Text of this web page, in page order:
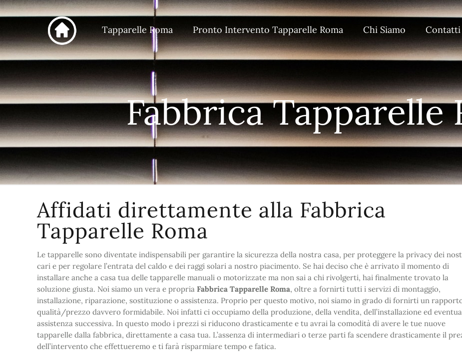
Tapparelle Roma Pronto Intervento Tapparelle Roma Chi Siamo Contatti
Fabbrica Tapparelle
Affidati direttamente alla Fabbrica
Tapparelle Roma
Le tapparelle sono diventate indispensabili per garantire la sicurezza della nostra casa, per proteggere la privacy dei
cari e per regolare l’entrata del caldo e dei raggi solari a nostro piacimento. Se hai deciso che è arrivato il momento di
installare anche a casa tua delle tapparelle manuali o motorizzate ma non sai a chi rivolgerti, hai finalmente trovato la
soluzione giusta. Noi siamo un vera e propriaFabbrica Tapparelle Roma, oltre a fornirti tutti i servizi di montaggio,
installazione, riparazione, sostituzione o assistenza. Proprio per questo motivo, noi siamo in grado di fornirti un
qualità/prezzo davvero formidabile. Noi infatti ci occupiamo della produzione, della vendita, dell’installazione ed
assistenza successiva. In questo modo i prezzi si riducono drasticamente e tu avrai la comodità di avere le tue nuove
tapparelle dalla fabbrica, direttamente a casa tua. L’assenza di intermediari o terze parti fa scendere drasticamente il
dell’intervento che effettueremo e ti farà risparmiare tempo e fatica.